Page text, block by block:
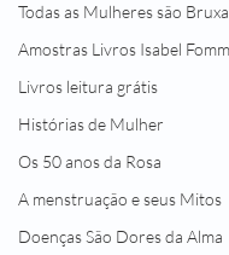
Todas as Mulheres são
Amostras Livros Isabel Fomm
Livros leitura grátis
Histórias de Mulher
Os 50 anos da Rosa
A menstruação e seus Mitos
Doenças São Dores da Alma